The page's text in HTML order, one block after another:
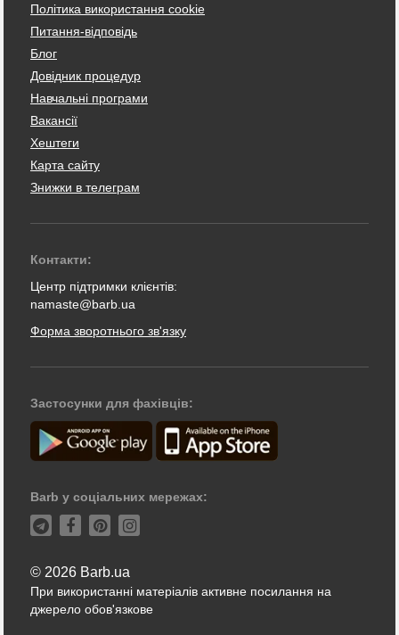
Політика використання cookie
Питання-відповідь
Блог
Довідник процедур
Навчальні програми
Вакансії
Хештеги
Карта сайту
Знижки в телеграм
Контакти:
Центр підтримки клієнтів:
namaste@barb.ua
Форма зворотнього зв'язку
Застосунки для фахівців:
Barb у соціальних мережах:
© 2026 Barb.ua
При використанні матеріалів активне посилання на
джерело обов'язкове